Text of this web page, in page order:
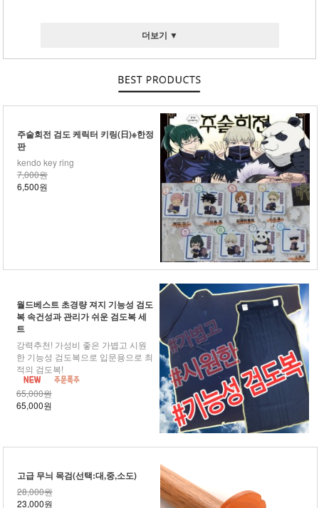
더보기 ▼
주술회전 검도 케릭터 키링(日)※한정
판
kendo key ring
7,000원
6,500원
월드베스트 초경량 져지 기능성 검도
복 속건성과 관리가 쉬운 검도복 세
트
강력추천! 가성비 좋은 가볍고 시원
한 기능성 검도복으로 입문용으로 최
적의 검도복!
65,000원
65,000원
고급 무늬 목검(선택:대,중,소도)
28,000원
23,000원